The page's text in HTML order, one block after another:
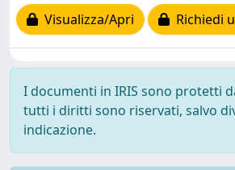
Visualizza/Apri
Richiedi
I documenti in IRIS sono protetti
tutti i diritti sono riservati, salvo
indicazione.